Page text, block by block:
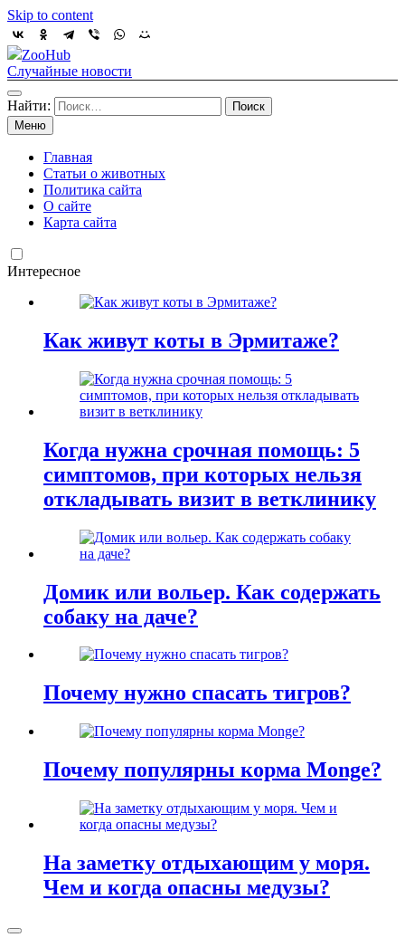
Skip to content
ZooHub
Случайные новости
Найти:
Меню
Главная
Статьи о животных
Политика сайта
О сайте
Карта сайта
Интересное
Как живут коты в Эрмитаже?
Когда нужна срочная помощь: 5
симптомов, при которых нельзя
откладывать визит в ветклинику
Домик или вольер. Как содержать
собаку на даче?
Почему нужно спасать тигров?
Почему популярны корма Monge?
На заметку отдыхающим у моря.
Чем и когда опасны медузы?